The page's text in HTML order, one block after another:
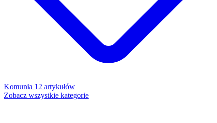
Komunia 12 artykułów
Zobacz wszystkie kategorie